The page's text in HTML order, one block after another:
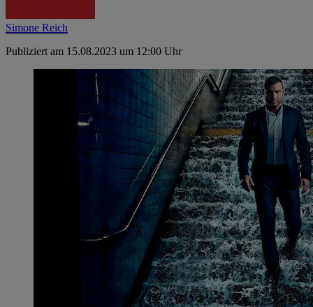
Simone Reich
Publiziert am 15.08.2023 um 12:00 Uhr